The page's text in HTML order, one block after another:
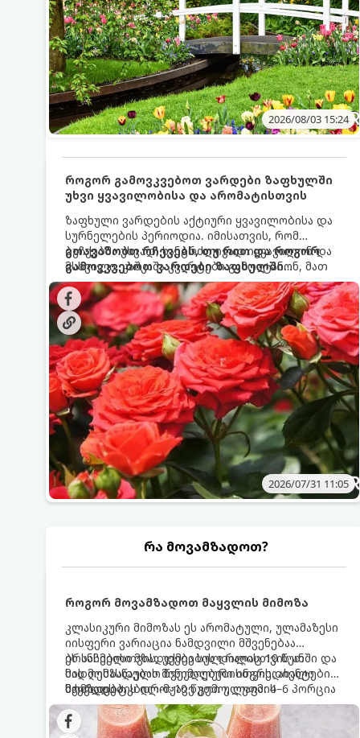
2026/08/03 15:24
როგორ გამოვკვებოთ ვარდები ზაფხულში
უხვი ყვავილობისა და არომატისთვის
ზაფხული ვარდების აქტიური ყვავილობისა და
სურნელების პერიოდია. იმისათვის, რომ
ბუჩქებმა უხვად, ხანგრძლივად იყვავილონ და
მსხვილი, კაშკაშა კვირტები გამოიტანონ, მათ
რეგულარული და სწორი გამოკვება
სჭირდებათ. ზაფხულის პერიოდში მცენარის
მოთხოვნილებები იცვლება, ამიტომ
მნიშვნელოვანია ვიცოდეთ, რომელი სასუქები
გამოიყენება ამ დროს.
გთავაზობთ რჩევებს, თუ რით და როგორ
გამოვკვებოთ ვარდები ზაფხულში
საუკეთესო შედეგის მისაღწევად:
2026/07/31 11:05
რა მოვამზადოთ?
როგორ მოვამზადოთ მაყვლის მიმოზა
კლასიკური მიმოზას ეს არომატული, ულამაზესი
იისფერი ვარიაცია ნამდვილი მშვენებაა
ბრანჩებისთვის, უქმეების დილისთვის ან
სადღესასწაულო წვეულებებისთვის. ახალი
მაყვლის ტკბილ-მჟავე გემო, ლაიმის
ციტრუსოვანი არომატი და ცქრიალა ღვინის
ბუშტუკები ქმნის საოცრად დახვეწილ და
მაგრილებელ კოქტეილს.
ეს სასმელი მზადდება სულ რაღაც 10 წუთში და
მის მომზადებას მინიმალური ინგრედიენტები
სჭირდება.
მომზადების დრო: 10 წუთი ულუფა: 4–6 პორცია